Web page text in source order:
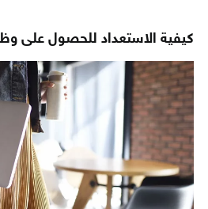
كيفية الاستعداد للحصول على